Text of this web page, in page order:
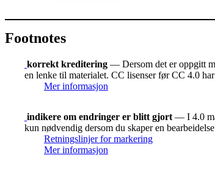
Footnotes
korrekt kreditering — Dersom det er oppgitt
en lenke til materialet. CC lisenser før CC 4.0
Mer informasjon
indikere om endringer er blitt gjort — I 4.0
kun nødvendig dersom du skaper en
Retningslinjer for markering
Mer informasjon